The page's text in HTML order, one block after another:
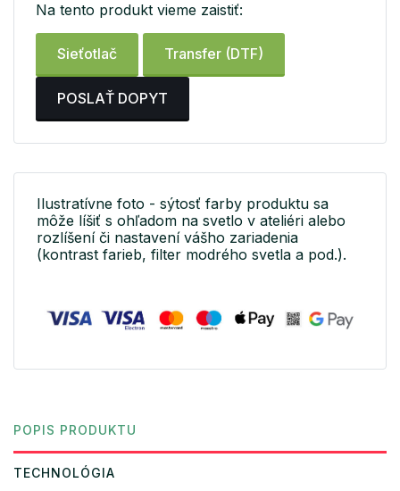
Na tento produkt vieme zaistiť:
Sieťotlač Transfer (DTF)
POSLAŤ DOPYT
Ilustratívne foto - sýtosť farby produktu sa
môže líšiť s ohľadom na svetlo v ateliéri alebo
rozlíšení či nastavení vášho zariadenia
(kontrast farieb, filter modrého svetla a pod.).
POPIS PRODUKTU
TECHNOLÓGIA